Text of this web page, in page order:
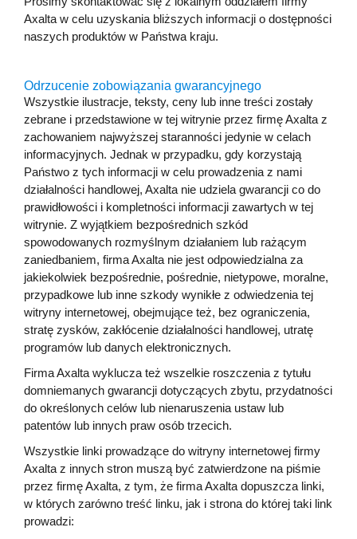
Axalta w celu uzyskania bliższych informacji o dostępności
naszych produktów w Państwa kraju.
Odrzucenie zobowiązania gwarancyjnego
Wszystkie ilustracje, teksty, ceny lub inne treści zostały
zebrane i przedstawione w tej witrynie przez firmę Axalta z
zachowaniem najwyższej staranności jedynie w celach
informacyjnych. Jednak w przypadku, gdy korzystają
Państwo z tych informacji w celu prowadzenia z nami
działalności handlowej, Axalta nie udziela gwarancji co do
prawidłowości i kompletności informacji zawartych w tej
witrynie. Z wyjątkiem bezpośrednich szkód
spowodowanych rozmyślnym działaniem lub rażącym
zaniedbaniem, firma Axalta nie jest odpowiedzialna za
jakiekolwiek bezpośrednie, pośrednie, nietypowe, moralne,
przypadkowe lub inne szkody wynikłe z odwiedzenia tej
witryny internetowej, obejmujące też, bez ograniczenia,
stratę zysków, zakłócenie działalności handlowej, utratę
programów lub danych elektronicznych.
Firma Axalta wyklucza też wszelkie roszczenia z tytułu
domniemanych gwarancji dotyczących zbytu, przydatności
do określonych celów lub nienaruszenia ustaw lub
patentów lub innych praw osób trzecich.
Wszystkie linki prowadzące do witryny internetowej firmy
Axalta z innych stron muszą być zatwierdzone na piśmie
przez firmę Axalta, z tym, że firma Axalta dopuszcza linki,
w których zarówno treść linku, jak i strona do której taki link
prowadzi: